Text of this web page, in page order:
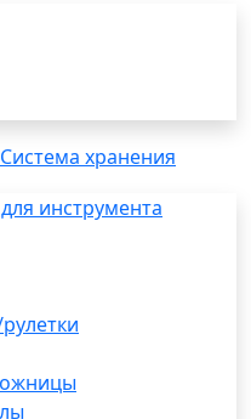
хранения
инструмента